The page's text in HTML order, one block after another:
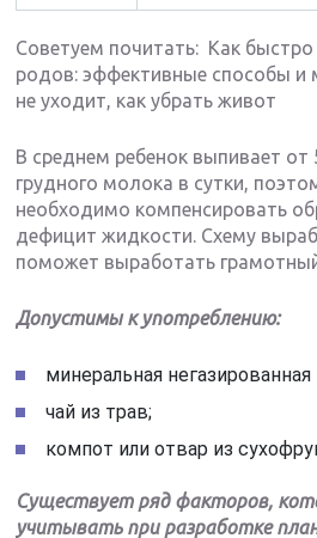
Советуем почитать: Как быстро
родов: эффективные способы и
не уходит, как убрать живот
В среднем ребенок выпивает
грудного молока в сутки,
необходимо компенсировать
дефицит жидкости. Схему
поможет выработать
Допустимы к употреблению:
минеральная негазированная
чай из трав;
компот или отвар из
Существует ряд факторов,
учитывать при разработке